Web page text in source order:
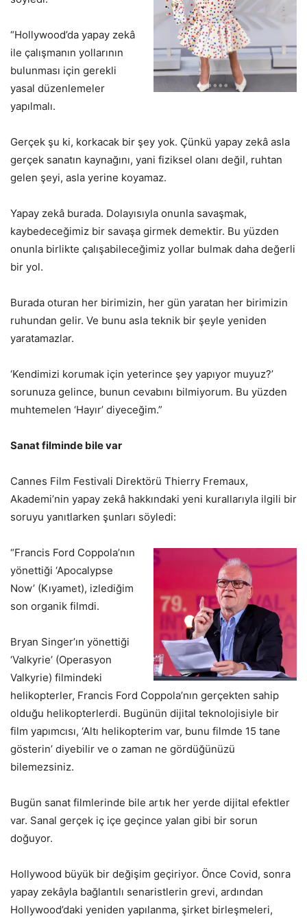
“Hollywood’da yapay zekâ
ile çalışmanın yollarının
bulunması için gerekli
yasal düzenlemeler
yapılmalı.
Gerçek şu ki, korkacak bir şey yok. Çünkü yapay zekâ asla
gerçek sanatın kaynağını, yani fiziksel olanı değil, ruhtan
gelen şeyi, asla yerine koyamaz.
Yapay zekâ burada. Dolayısıyla onunla savaşmak,
kaybedeceğimiz bir savaşa girmek demektir. Bu yüzden
onunla birlikte çalışabileceğimiz yollar bulmak daha değerli
bir yol.
Burada oturan her birimizin, her gün yaratan her birimizin
ruhundan gelir. Ve bunu asla teknik bir şeyle yeniden
yaratamazlar.
‘Kendimizi korumak için yeterince şey yapıyor muyuz?’
sorunuza gelince, bunun cevabını bilmiyorum. Bu yüzden
muhtemelen ‘Hayır’ diyeceğim.”
Sanat filminde bile var
Cannes Film Festivali Direktörü Thierry Fremaux,
Akademi’nin yapay zekâ hakkındaki yeni kurallarıyla ilgili bir
soruyu yanıtlarken şunları söyledi:
“Francis Ford Coppola’nın
yönettiği ‘Apocalypse
Now’ (Kıyamet), izlediğim
son organik filmdi.
Bryan Singer’ın yönettiği
‘Valkyrie’ (Operasyon
Valkyrie) filmindeki
helikopterler, Francis Ford Coppola’nın gerçekten sahip
olduğu helikopterlerdi. Bugünün dijital teknolojisiyle bir
film yapımcısı, ‘Altı helikopterim var, bunu filmde 15 tane
gösterin’ diyebilir ve o zaman ne gördüğünüzü
bilemezsiniz.
Bugün sanat filmlerinde bile artık her yerde dijital efektler
var. Sanal gerçek iç içe geçince yalan gibi bir sorun
doğuyor.
Hollywood büyük bir değişim geçiriyor. Önce Covid, sonra
yapay zekâyla bağlantılı senaristlerin grevi, ardından
Hollywood’daki yeniden yapılanma, şirket birleşmeleri,